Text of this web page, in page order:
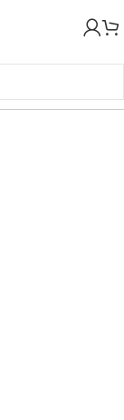
Adjustment Cap